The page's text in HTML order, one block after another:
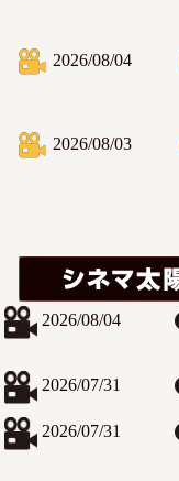
2026/08/04
2026/08/03
2026/08/04
2026/07/31
2026/07/31